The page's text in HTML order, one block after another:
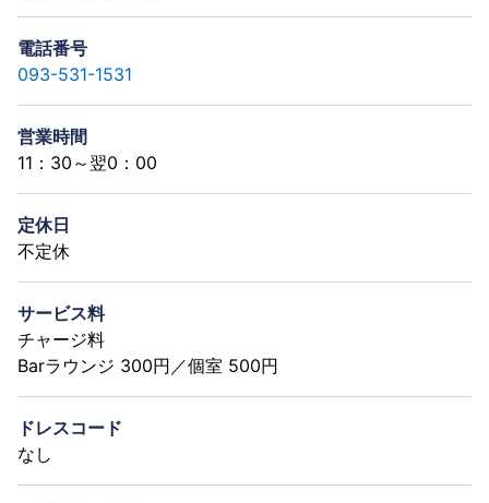
電話番号
093-531-1531
営業時間
11：30～翌0：00
定休日
不定休
サービス料
チャージ料
Barラウンジ 300円／個室 500円
ドレスコード
なし